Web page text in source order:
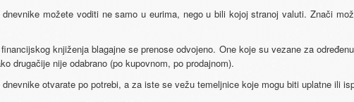
dnevnike možete voditi ne samo u eurima, nego u bili kojoj stranoj valuti. Znači
knjiženja blagajne se prenose odvojeno. One koje su vezane za
drugačije nije odabrano (po kupovnom, po prodajnom).
dnevnike otvarate po potrebi, a za iste se vežu temeljnice koje mogu biti uplatne ili